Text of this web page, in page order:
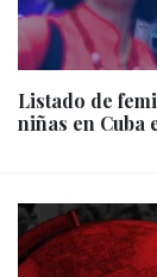
Listado de
niñas en Cuba